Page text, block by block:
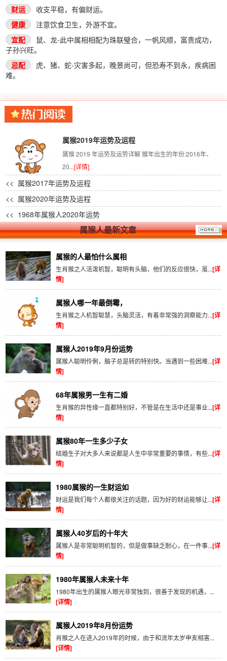
财运
收支平稳，有偏财运。
健康
注意饮食卫生，外游不宜。
宜配
鼠、龙-此中属相相配为珠联璧合，一帆风顺，富贵成功，
子孙兴旺。
忌配
虎、猪、蛇-灾害多起，晚景尚可，但恐寿不到永，疾病困
难。
属猴2019年运势及运程
属猴 2019 年运势及运势详解 猴年出生的年份:2016年、
20...[详情]
<< 属猴2017年运势及运程
<< 属猴2020年运势及运程
<< 1968年属猴人2020年运势
属猴人最新文章
属猴的人最怕什么属相
生肖猴之人活泼机智，聪明有头脑，他们的反应很快，虽...[详
情]
属猴人哪一年最倒霉，
生肖猴之人机智聪慧，头脑灵活，有着非常强的洞察能力...[详
情]
属猴人2019年9月份运势
属猴人聪明伶俐，脑子总是转的特别快。当遇到一些困难...[详
情]
68年属猴男一生有二婚
生肖猴的异性缘一直都特别好，不管是在生活中还是事业...[详
情]
属猴80年一生多少子女
结婚生子对大多人来说都是人生中非常重要的事情，有些...[详
情]
1980属猴的一生财运如
财运是我们每个人都很关注的话题，因为好的财运能够让...[详
情]
属猴人40岁后的十年大
属猴人是非常聪明机智的，但是做事缺乏耐心，在一件事...[详
情]
1980年属猴人未来十年
1980年出生的属猴人眼光非常独到，很善于发现的机遇，...
[详情]
属猴人2019年8月份运势
肖猴之人在进入2019年的时候，由于和流年太岁申亥相害...
[详情]